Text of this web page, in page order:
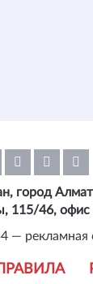
город
115/46, офис
— рекламная